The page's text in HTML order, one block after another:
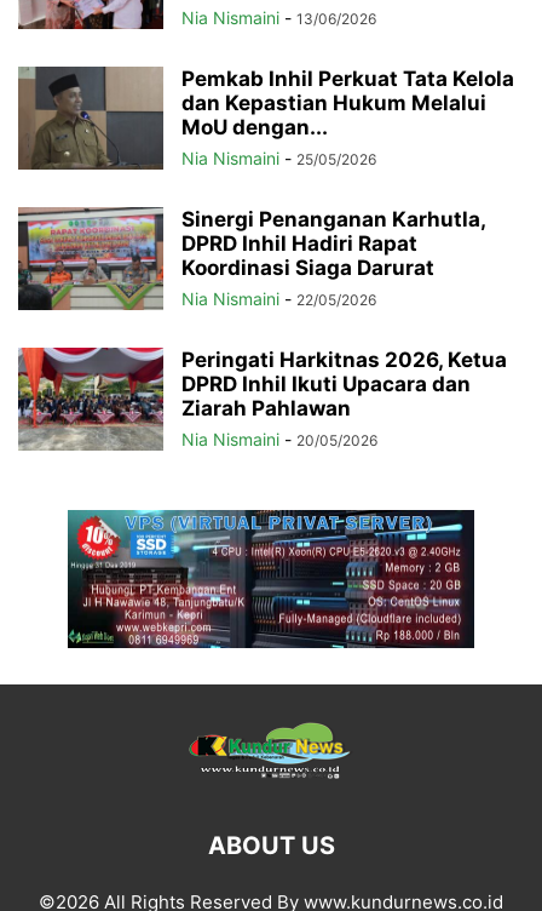
Nia Nismaini - 13/06/2026
Pemkab Inhil Perkuat Tata Kelola
dan Kepastian Hukum Melalui
MoU dengan...
Nia Nismaini - 25/05/2026
Sinergi Penanganan Karhutla,
DPRD Inhil Hadiri Rapat
Koordinasi Siaga Darurat
Nia Nismaini - 22/05/2026
Peringati Harkitnas 2026, Ketua
DPRD Inhil Ikuti Upacara dan
Ziarah Pahlawan
Nia Nismaini - 20/05/2026
ABOUT US
©2026 All Rights Reserved By www.kundurnews.co.id